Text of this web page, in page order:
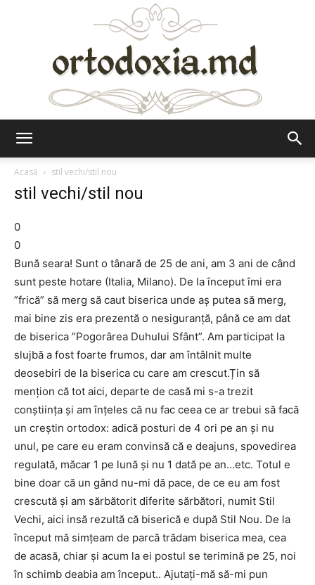
Acasă
stil vechi/stil nou
stil vechi/stil nou
0
0
Bună seara! Sunt o tânară de 25 de ani, am 3 ani de când
sunt peste hotare (Italia, Milano). De la început îmi era
”frică” să merg să caut biserica unde aș putea să merg,
mai bine zis era prezentă o nesiguranță, până ce am dat
de biserica ”Pogorârea Duhului Sfânt”. Am participat la
slujbă a fost foarte frumos, dar am întâlnit multe
deosebiri de la biserica cu care am crescut.Țin să
mențion că tot aici, departe de casă mi s-a trezit
conștiința și am înțeles că nu fac ceea ce ar trebui să facă
un creștin ortodox: adică posturi de 4 ori pe an și nu
unul, pe care eu eram convinsă că e deajuns, spovedirea
regulată, măcar 1 pe lună și nu 1 dată pe an…etc. Totul e
bine doar că un gând nu-mi dă pace, de ce eu am fost
crescută și am sărbătorit diferite sărbători, numit Stil
Vechi, aici insă rezultă că biserică e după Stil Nou. De la
început mă simțeam de parcă trădam biserica mea, cea
de acasă, chiar și acum la ei postul se terimină pe 25, noi
în schimb deabia am început.. Ajutați-mă să-mi pun